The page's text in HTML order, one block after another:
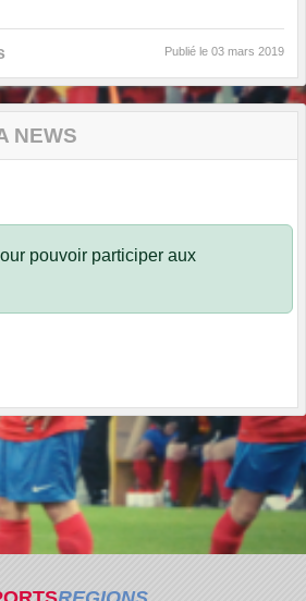
Publié le 03 mars 2019
NEWS
pouvoir participer aux